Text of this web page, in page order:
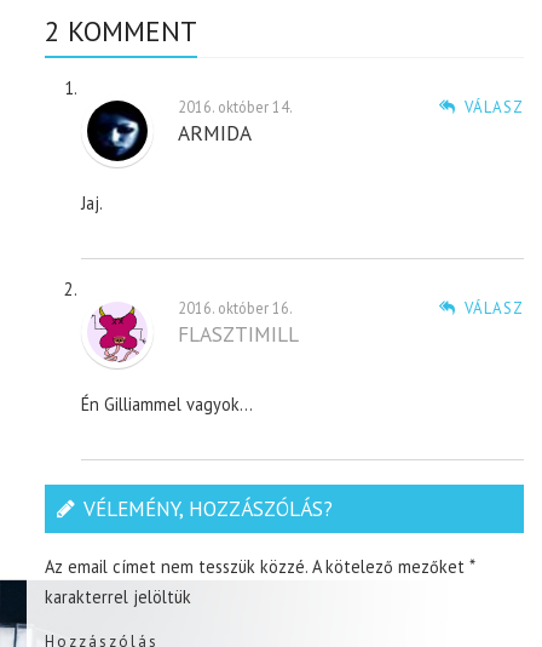
2 KOMMENT
VÁLASZ
2016. október 14.
ARMIDA
Jaj.
VÁLASZ
2016. október 16.
FLASZTIMILL
Én Gilliammel vagyok…
VÉLEMÉNY, HOZZÁSZÓLÁS?
Az email címet nem tesszük közzé. A kötelező mezőket*
karakterrel jelöltük
Hozzászólás